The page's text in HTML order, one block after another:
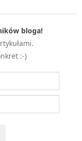
bloga!
:-)